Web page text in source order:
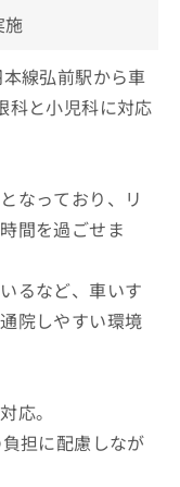
施
線弘前駅から車
科と小児科に対応
なっており、リ
間を過ごせま
るなど、車いす
院しやすい環境
応。
担に配慮しなが